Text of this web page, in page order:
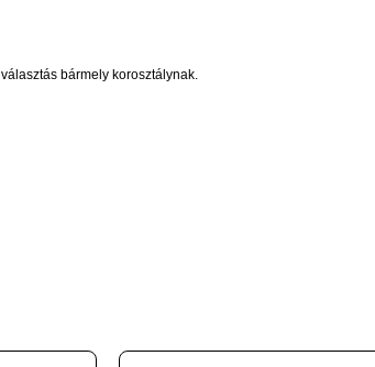
bármely korosztálynak.